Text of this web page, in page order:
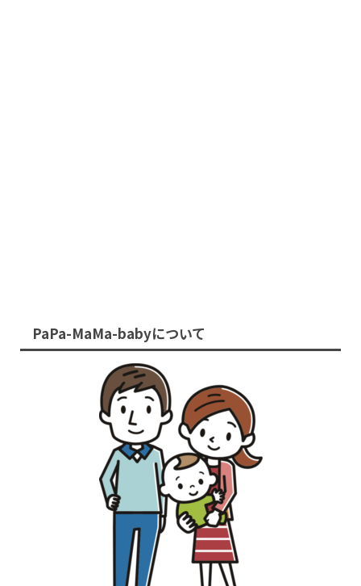
PaPa-MaMa-babyについて